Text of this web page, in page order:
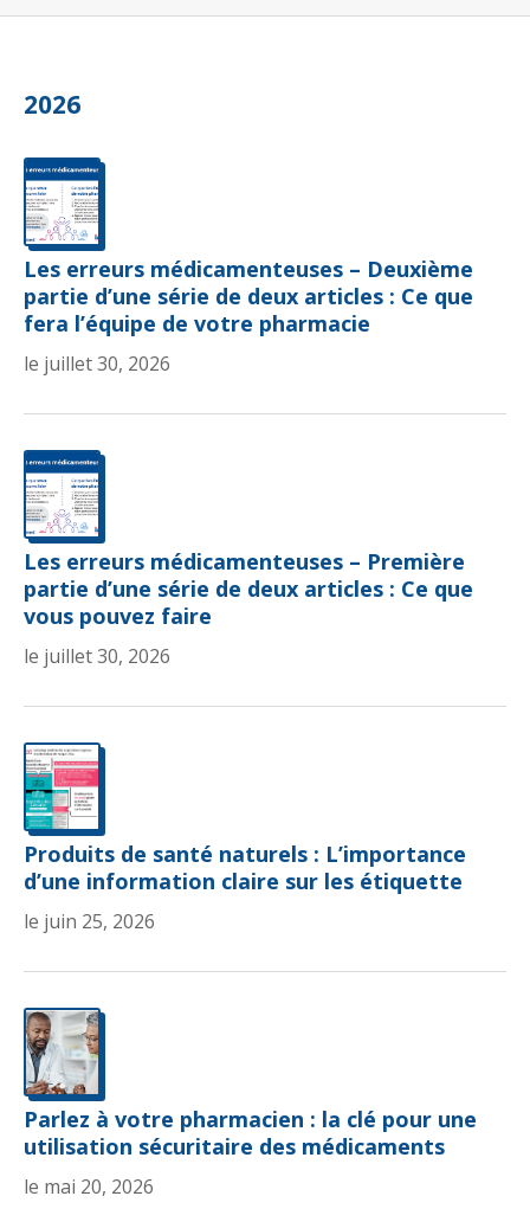
2026
Les erreurs médicamenteuses – Deuxième
partie d’une série de deux articles : Ce que
fera l’équipe de votre pharmacie
le juillet 30, 2026
Les erreurs médicamenteuses – Première
partie d’une série de deux articles : Ce que
vous pouvez faire
le juillet 30, 2026
Produits de santé naturels : L’importance
d’une information claire sur les étiquette
le juin 25, 2026
Parlez à votre pharmacien : la clé pour une
utilisation sécuritaire des médicaments
le mai 20, 2026